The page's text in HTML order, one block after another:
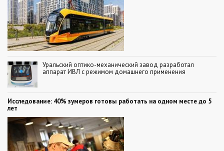
Уральский оптико-механический завод разработал
аппарат ИВЛ с режимом домашнего применения
Исследование: 40% зумеров готовы работать на одном месте до 5
лет